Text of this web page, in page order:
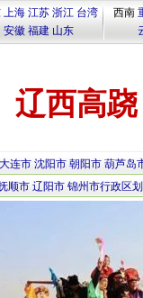
上海 江苏 浙江 台湾
安徽 福建 山东
西南
辽西高跷
大连市 沈阳市 朝阳市 葫芦岛
顺市 辽阳市 锦州市行政区划